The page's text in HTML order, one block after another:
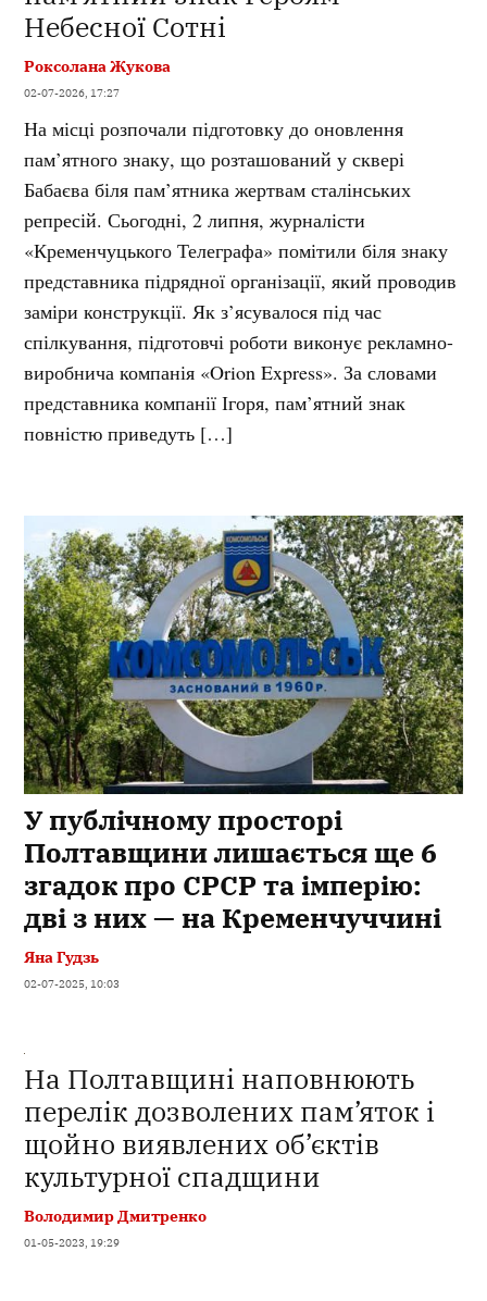
Небесної Сотні
Роксолана Жукова
02-07-2026, 17:27
На місці розпочали підготовку до оновлення
пам’ятного знаку, що розташований у сквері
Бабаєва біля пам’ятника жертвам сталінських
репресій. Сьогодні, 2 липня, журналісти
«Кременчуцького Телеграфа» помітили біля знаку
представника підрядної організації, який проводив
заміри конструкції. Як з’ясувалося під час
спілкування, підготовчі роботи виконує рекламно-
виробнича компанія «Orion Express». За словами
представника компанії Ігоря, пам’ятний знак
повністю приведуть […]
У публічному просторі
Полтавщини лишається ще 6
згадок про СРСР та імперію:
дві з них — на Кременчуччині
Яна Гудзь
02-07-2025, 10:03
На Полтавщині наповнюють
перелік дозволених пам’яток і
щойно виявлених об’єктів
культурної спадщини
Володимир Дмитренко
01-05-2023, 19:29